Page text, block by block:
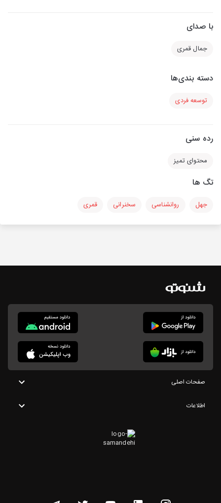
با صدای
جمال قمری
دسته بندی‌ها
توسعه فردی
رده سنی
محتوای تمیز
تگ ها
جهل روانشناسی سخنرانی قمری
صفحات اصلی
اطلاعات